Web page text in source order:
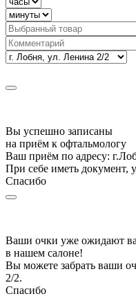
Вы успешно записаны
на приём к офтальмологу
Ваш приём по адресу:
При себе иметь документ,
Спасибо
Ваши очки уже ожидают
в нашем салоне!
Вы можете забрать ваши
2/2.
Спасибо